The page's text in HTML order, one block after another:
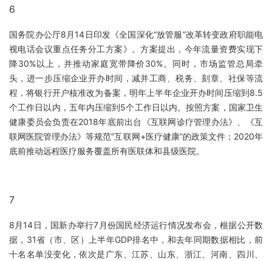
6
国务院办公厅8月14日印发《全国深化“放管服”改革转变政府职能电
视电话会议重点任务分工方案》。方案提出，今年流量资费实现下
降30%以上，并推动家庭宽带降价30%。同时，市场监管总局牵
头，进一步压缩企业开办时间，减并工商、税务、刻章、社保等流
程，将银行开户核准改为备案，明年上半年企业开办时间压缩到8.5
个工作日以内，五年内压缩到5个工作日以内。按照方案，国家卫生
健康委员会负责在2018年底前出台《互联网诊疗管理办法》、《互
联网医院管理办法》等规范“互联网+医疗健康”的政策文件；2020年
底前推动远程医疗服务覆盖所有医联体和县级医院。
7
8月14日，国新办举行7月份国民经济运行情况发布会，根据公开数
据，31省（市、区）上半年GDP排名中，和去年同期数据相比，前
十名名单没变化，依次是广东、江苏、山东、浙江、河南、四川、